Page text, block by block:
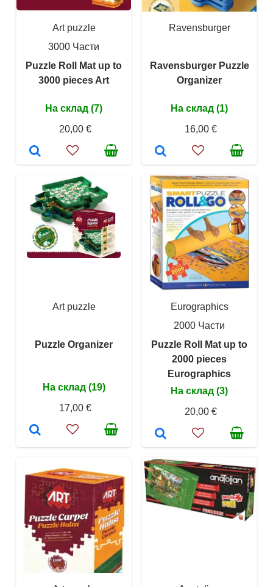
Art puzzle
3000 Части
Puzzle Roll Mat up to
3000 pieces Art
На склад (7)
20,00 €
Ravensburger
Ravensburger Puzzle
Organizer
На склад (1)
16,00 €
Art puzzle
Puzzle Organizer
На склад (19)
17,00 €
Eurographics
2000 Части
Puzzle Roll Mat up to
2000 pieces
Eurographics
На склад (3)
20,00 €